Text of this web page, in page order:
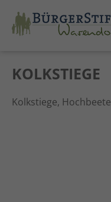
KOLKSTIEGE
Kolkstiege, Hochbeete